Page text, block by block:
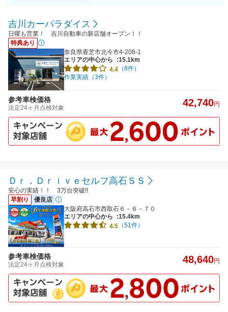
吉川カーパラダイス
日曜も営業！ 吉川自動車の新店舗オープン！！
特典あり
奈良県香芝市北今市4-208-1
エリアの中心から
:15.1km
4.4 （8件）
作業実績（3件）
参考車検価格
法定24ヶ月点検対象 42,740円
Ｄｒ．Ｄｒｉｖｅセルフ高石ＳＳ
安心の実績！！ 3万台突破!!
早割り
優良店
大阪府高石市西取石６－６－７０
エリアの中心から
:15.4km
4.5 （51件）
参考車検価格
法定24ヶ月点検対象 48,640円